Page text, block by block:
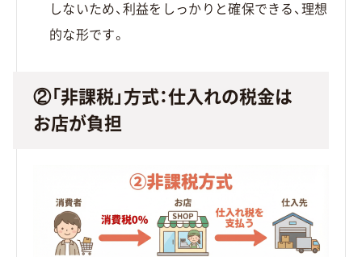
しないため、利益をしっかりと確保できる、理想
的な形です。
②「非課税」方式：仕入れの税金は
お店が負担